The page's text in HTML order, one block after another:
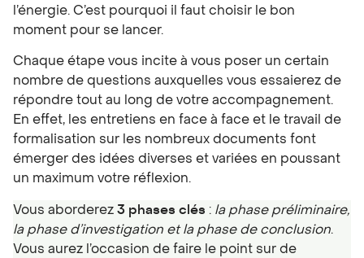
l’énergie. C’est pourquoi il faut choisir le bon
moment pour se lancer.
Chaque étape vous incite à vous poser un certain
nombre de questions auxquelles vous essaierez de
répondre tout au long de votre accompagnement.
En effet, les entretiens en face à face et le travail de
formalisation sur les nombreux documents font
émerger des idées diverses et variées en poussant
un maximum votre réflexion.
Vous aborderez 3 phases clés : la phase préliminaire,
la phase d’investigation et la phase de conclusion.
Vous aurez l’occasion de faire le point sur de